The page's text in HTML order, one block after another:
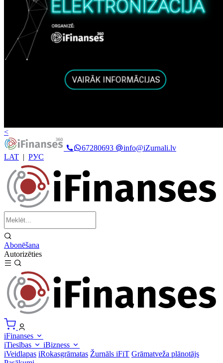
<
67280693
info@iZurnali.lv
LAT | РУС
Abonēšana
Autorizēties
iFinanses
iTiesības
iBizness
iVeidlapas iRokasgrāmatas Žurnāls iFiT Grāmatveža plānotājs